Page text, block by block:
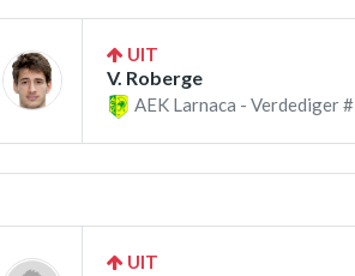
UIT
V. Roberge
AEK Larnaca - Verdediger #
UIT